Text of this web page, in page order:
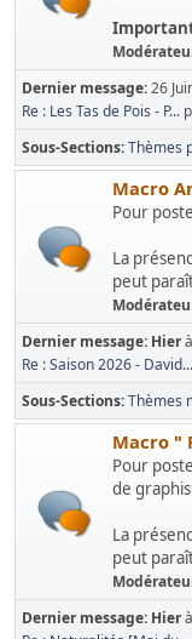
Dernier message:26
Re : Les Tas de Pois - P...
Sous-Sections Thèmes
Macro
Pour
La
peut
Dernier message: Hier
Re : Saison 2026 - David...
Sous-Sections Thèmes
Macro "
Pour
de
La
peut
Dernier message: Hier